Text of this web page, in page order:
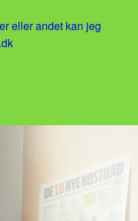
eller andet kan jeg